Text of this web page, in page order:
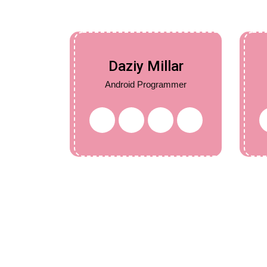
Daziy Millar
Android Programmer